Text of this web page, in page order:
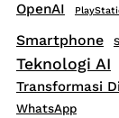
OpenAI
Smartphone
Teknologi AI
Transformasi
WhatsApp